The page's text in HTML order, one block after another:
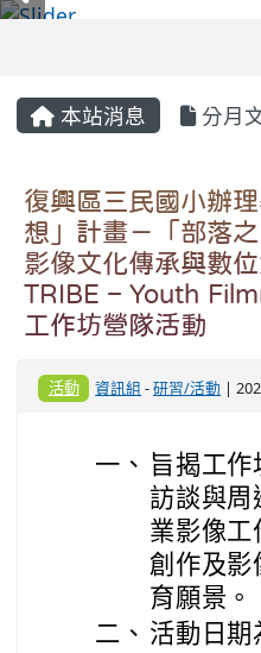
本站消息 分月
復興區三民國小辦
想」計畫－「部落
影像文化傳承與數
TRIBE – Youth
工作坊營隊活動
活動 資訊組 -研習/活動 |
一、 旨揭工
訪談與
業影像
創作及
育願景。
二、 活動日期